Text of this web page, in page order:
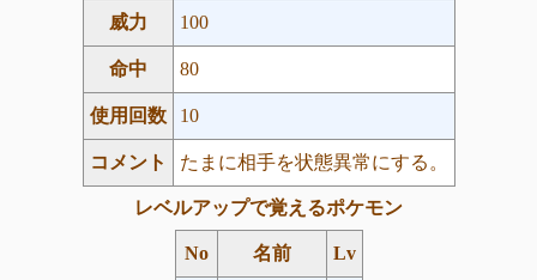
威力 100
命中 80
使用回数 10
コメント たまに相手を状態異常にする。
レベルアップで覚えるポケモン
No 名前 Lv